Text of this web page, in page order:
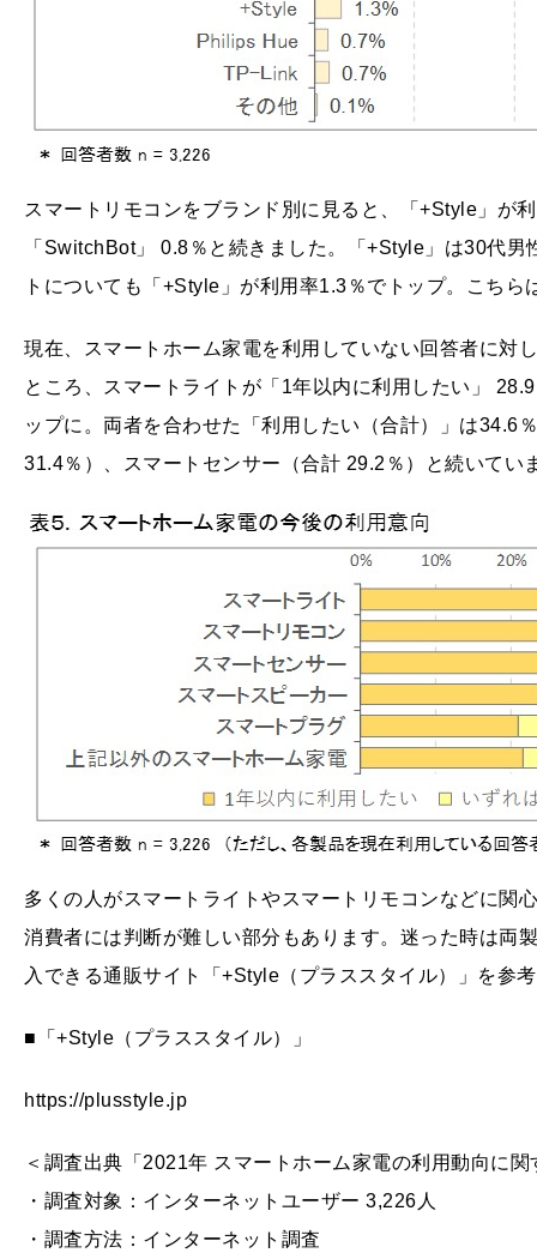
スマートリモコンをブランド別に見ると、「+Style」が
「SwitchBot」 0.8％と続きました。「+Style」は30代
トについても「+Style」が利用率1.3％でトップ。こち
現在、スマートホーム家電を利用していない回答者に対
ところ、スマートライトが「1年以内に利用したい」
ップに。両者を合わせた「利用したい（合計）」は34.6
31.4％）、スマートセンサー（合計 29.2％）と続いてい
多くの人がスマートライトやスマートリモコンなどに関
消費者には判断が難しい部分もあります。迷った時は両
入できる通販サイト「+Style（プラススタイル）」を参
■「+Style（プラススタイル）」
https://plusstyle.jp
＜調査出典「2021年 スマートホーム家電の利用動向に
・調査対象：インターネットユーザー 3,226人
・調査方法：インターネット調査